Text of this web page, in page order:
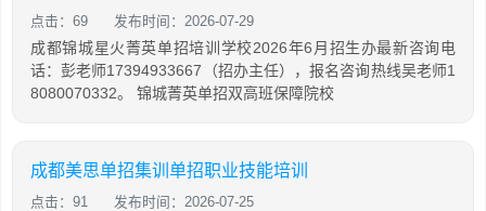
点击：69 发布时间：2026-07-29
成都锦城星火菁英单招培训学校2026年6月招生办最新咨询电
话：彭老师17394933667（招办主任），报名咨询热线吴老师1
8080070332。 锦城菁英单招双高班保障院校
成都美思单招集训单招职业技能培训
点击：91 发布时间：2026-07-25